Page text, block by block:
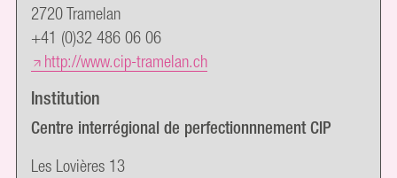
2720 Tramelan
+41 (0)32 486 06 06
http://www.cip-tramelan.ch
Institution
Centre interrégional de perfectionnnement CIP
Les Lovières 13